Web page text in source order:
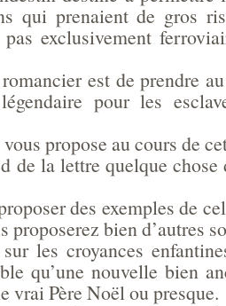
qui prenaient de gros
exclusivement
est de prendre
pour les
vous propose au cours de
de la lettre quelque
des exemples de
proposerez bien d’autres
les croyances
qu’une nouvelle bien
vrai Père Noël ou presque.